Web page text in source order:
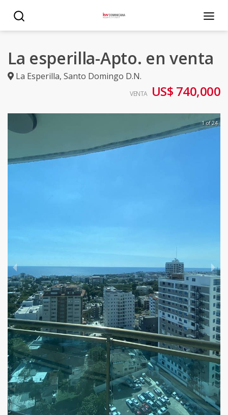
La esperilla-Apto. en venta
La Esperilla, Santo Domingo D.N.
VENTA US$ 740,000
1 of 24